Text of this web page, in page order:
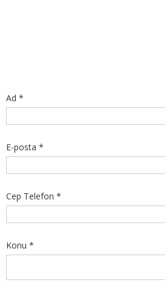
Ad *
E-posta *
Cep Telefon *
Konu *